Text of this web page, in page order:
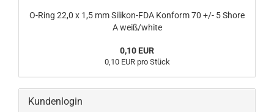
O-Ring 22,0 x 1,5 mm Silikon-FDA Konform 70 +/- 5 Shore
A weiß/white
0,10 EUR
0,10 EUR pro Stück
Kundenlogin